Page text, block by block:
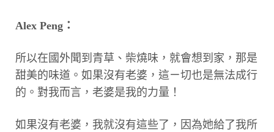
Alex Peng：
所以在國外聞到青草、柴燒味，就會想到家，那是
甜美的味道。如果沒有老婆，這ㄧ切也是無法成行
的。對我而言，老婆是我的力量！
如果沒有老婆，我就沒有這些了，因為她給了我所